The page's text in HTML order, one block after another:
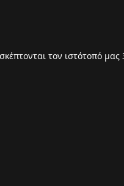
τον ιστότοπό μας